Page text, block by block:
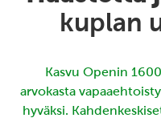
kuplan
Kasvu Openin
arvokasta
hyväksi.